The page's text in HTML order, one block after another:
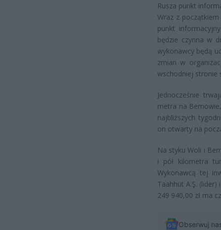
Rusza punkt
Wraz z
punkt
będzie czynna w
wykonawcy będą
zmian w
wschodniej stronie
Jednocześnie
metra na
najbliższych
on otwarty na
Na styku Woli i
i pół kilometra
Wykonawcą tej
Taahhüt A.Ş.
249 940,00 zł ma
Obserwuj